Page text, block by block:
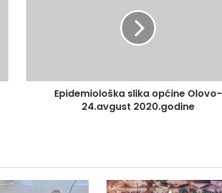
Epidemiološka slika općine Olovo-
24.avgust 2020.godine